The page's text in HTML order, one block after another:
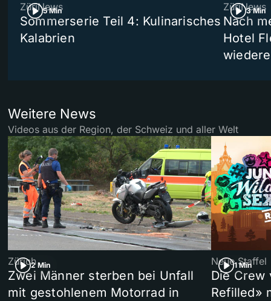
5 Min
ZüriNews
Sommerserie Teil 4: Kulinarisches
Kalabrien
3 Min
ZüriNews
Nach
Hotel
Weitere News
Videos aus der Region, der Schweiz und aller Welt
2 Min
Zürich
Zwei Männer sterben bei Unfall
mit gestohlenem Motorrad in
1 Min
Neue Staffel
Die Crew
Refilled»